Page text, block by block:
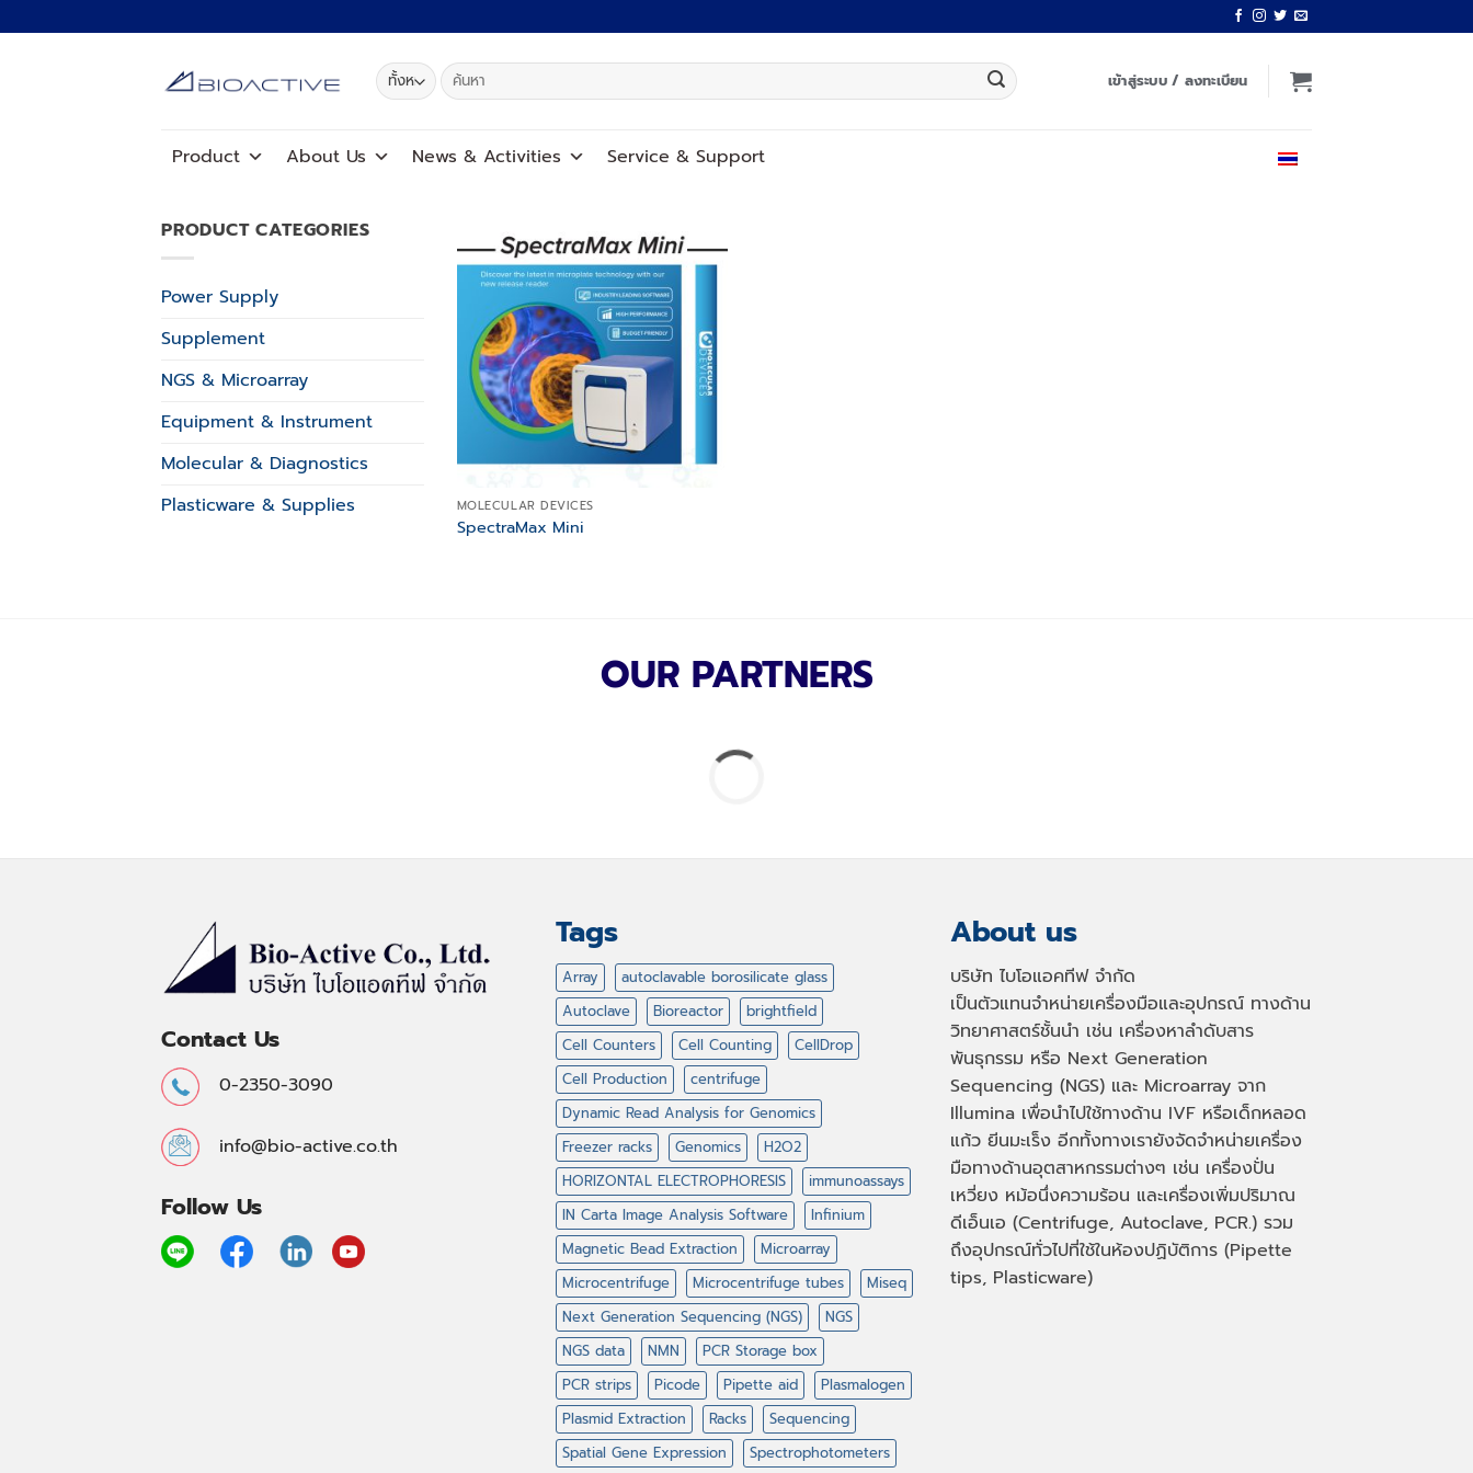
ไป
ค้นหา: เข้าสู่ระบบ / ลงทะเบียน
Product About Us News & Activities Service & Support
PRODUCT CATEGORIES
Power Supply
Supplement
NGS & Microarray
Equipment & Instrument
Molecular & Diagnostics
Plasticware & Supplies
wishlist
MOLECULAR DEVICES
SpectraMax Mini
OUR PARTNERS
Contact Us
0-2350-3090
info@bio-active.co.th
Follow Us
Tags
Array
autoclavable borosilicate glass
Autoclave
Bioreactor
brightfield
Cell Counters
Cell Counting
CellDrop
Cell Production
centrifuge
Dynamic Read Analysis for Genomics
Freezer racks
Genomics
H2O2
HORIZONTAL ELECTROPHORESIS
immunoassays
IN Carta Image Analysis Software
Infinium
Magnetic Bead Extraction
Microarray
Microcentrifuge
Microcentrifuge tubes
Miseq
Next Generation Sequencing (NGS)
NGS
NGS data
NMN
PCR Storage box
PCR strips
Picode Pipette aid
Plasmalogen
Plasmid Extraction
Racks
Sequencing
Spatial Gene Expression
Spectrophotometers
About us
บริษัท ไบโอแอคทีฟ จำกัด
เป็นตัวแทนจำหน่ายเครื่องมือและอุปกรณ์ ทางด้าน
วิทยาศาสตร์ชั้นนำ เช่น เครื่องหาลำดับสาร
พันธุกรรม หรือ Next Generation
Sequencing (NGS) และ Microarray จาก
Illumina เพื่อนำไปใช้ทางด้าน IVF หรือเด็กหลอด
แก้ว ยีนมะเร็ง อีกทั้งทางเรายังจัดจำหน่ายเครื่อง
มือทางด้านอุตสาหกรรมต่างๆ เช่น เครื่องปั่น
เหวี่ยง หม้อนึ่งความร้อน และเครื่องเพิ่มปริมาณ
ดีเอ็นเอ (Centrifuge, Autoclave, PCR.) รวม
ถึงอุปกรณ์ทั่วไปที่ใช้ในห้องปฏิบัติการ (Pipette
tips, Plasticware)